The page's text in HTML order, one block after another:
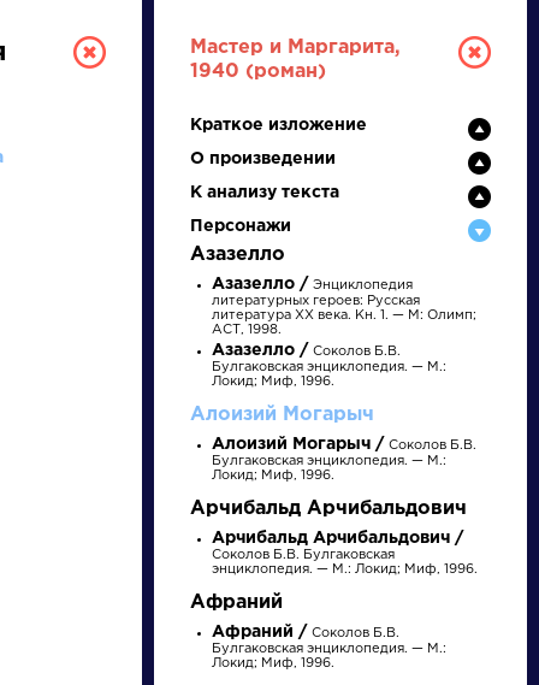
РУССКАЯ
ЛИТЕРАТУРА
ДЛЯ ПРЕЗЕНТАЦИЙ,
УРОКОВ И ЕГЭ
Е Ж З
Мастер и Маргарита,
1940 (роман)
Краткое изложение
О произведении
К анализу текста
Персонажи
Азазелло
Азазелло / Энциклопедия
литературных героев: Русская
литература XX века. Кн. 1. — М: Олимп;
АСТ, 1998.
Азазелло / Соколов Б.В.
Булгаковская энциклопедия. — М.:
Локид; Миф, 1996.
Алоизий Могарыч
Алоизий Могарыч / Соколов Б.В.
Булгаковская энциклопедия. — М.:
Локид; Миф, 1996.
Арчибальд Арчибальдович
Арчибальд Арчибальдович /
Соколов Б.В. Булгаковская
энциклопедия. — М.: Локид; Миф, 1996.
Афраний
Афраний / Соколов Б.В.
Булгаковская энциклопедия. — М.:
Локид; Миф, 1996.